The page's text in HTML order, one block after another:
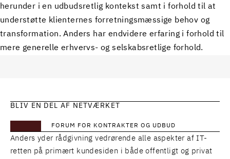
herunder i en udbudsretlig kontekst samt i forhold til at
understøtte klienternes forretningsmæssige behov og
transformation. Anders har endvidere erfaring i forhold til
mere generelle erhvervs- og selskabsretlige forhold.
BLIV EN DEL AF NETVÆRKET
FORUM FOR KONTRAKTER OG UDBUD
Anders yder rådgivning vedrørende alle aspekter af IT-
retten på primært kundesiden i både offentligt og privat